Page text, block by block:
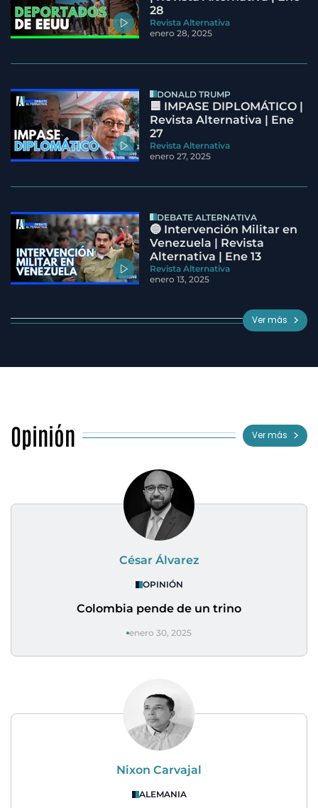
28
Revista Alternativa
enero 28, 2025
DONALD TRUMP
🟦 IMPASE DIPLOMÁTICO |
Revista Alternativa | Ene
27
Revista Alternativa
enero 27, 2025
DEBATE ALTERNATIVA
🔵 Intervención Militar en
Venezuela | Revista
Alternativa | Ene 13
Revista Alternativa
enero 13, 2025
Ver más
Opinión Ver más
César Álvarez
OPINIÓN
Colombia pende de un trino
enero 30, 2025
Nixon Carvajal
ALEMANIA